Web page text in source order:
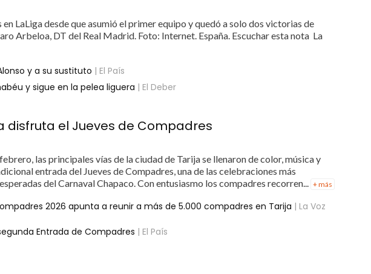
LaLiga desde que asumió el primer equipo y quedó a solo dos victorias de
Arbeloa, DT del Real Madrid. Foto: Internet. España. Escuchar esta nota La
y a su sustituto | El País
y sigue en la pelea liguera | El Deber
disfruta el Jueves de Compadres
las principales vías de la ciudad de Tarija se llenaron de color, música y
entrada del Jueves de Compadres, una de las celebraciones más
del Carnaval Chapaco. Con entusiasmo los compadres recorren...
+ más
2026 apunta a reunir a más de 5.000 compadres en Tarija | La Voz
Entrada de Compadres | El País